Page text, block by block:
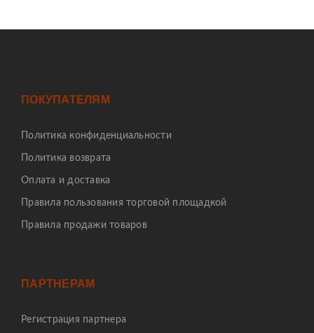
ПОКУПАТЕЛЯМ
Политика конфиденциальности
Политика возврата
Оплата и доставка
Правила пользования торговой площадкой
Правила продажи товаров
ПАРТНЕРАМ
Регистрация партнера